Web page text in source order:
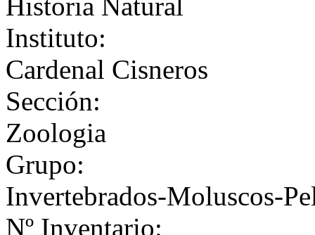
Instituto:
Cardenal Cisneros
Sección:
Zoologia
Grupo:
Invertebrados-Moluscos-
Nº Inventario: